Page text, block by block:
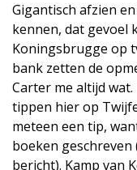
Gigantisch afzien
kennen, dat gevoel
Koningsbrugge op
bank zetten de
Carter me altijd
tippen hier op
meteen een tip,
boeken
bericht). Kamp van